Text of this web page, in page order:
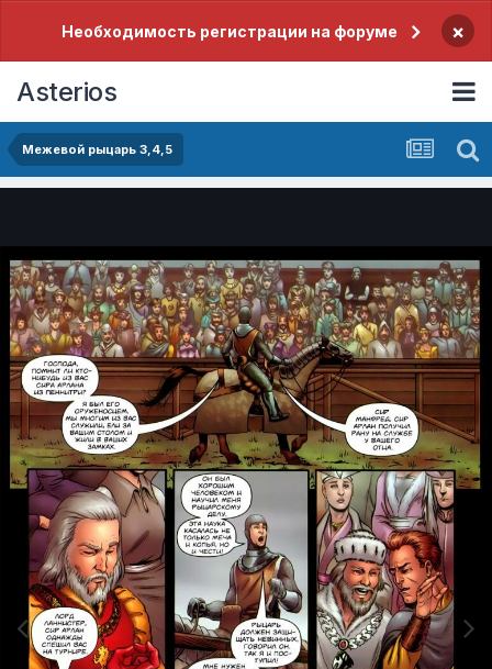
Необходимость регистрации на форуме ×
Asterios
Межевой рыцарь 3,4,5